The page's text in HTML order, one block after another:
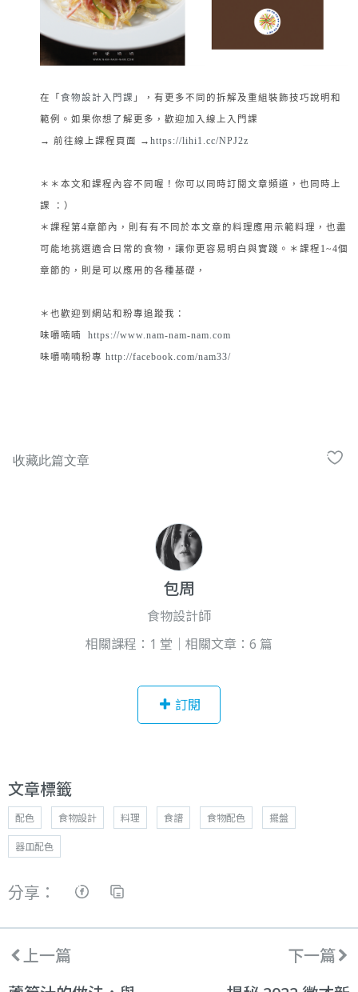
在「食物設計入門課 」，有更多不同的拆解及重組裝飾技巧說明和
範例。如果你想了解更多，歡迎加入線上入門課
→ 前往線上課程頁面 →https://lihi1.cc/NPJ2z
＊＊本文和課程內容不同喔！你可以同時訂閱文章頻道，也同時上
課 ：）
＊課程第4章節內，則有有不同於本文章的料理應用示範料理，也盡
可能地挑選適合日常的食物，讓你更容易明白與實踐。＊課程1~4個
章節的，則是可以應用的各種基礎，
＊也歡迎到網站和粉專追蹤我：
味嚼喃喃https://www.nam-nam-nam.com
味嚼喃喃粉專 http://facebook.com/nam33/
包周
食物設計師
相關課程：1 堂｜相關文章：6 篇
訂閱
文章標籤
配色 食物設計 料理 食譜 食物配色 擺盤
器皿配色
分享：
上一篇
下一篇